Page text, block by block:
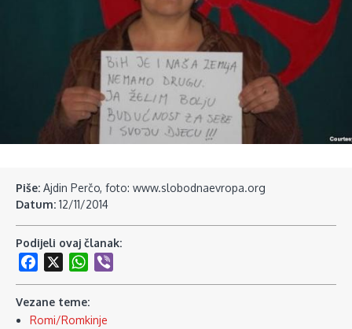
Piše: Ajdin Perčo, foto: www.slobodnaevropa.org
Datum: 12/11/2014
Podijeli ovaj članak:
Facebook
WhatsApp
Vezane teme:
Romi/Romkinje